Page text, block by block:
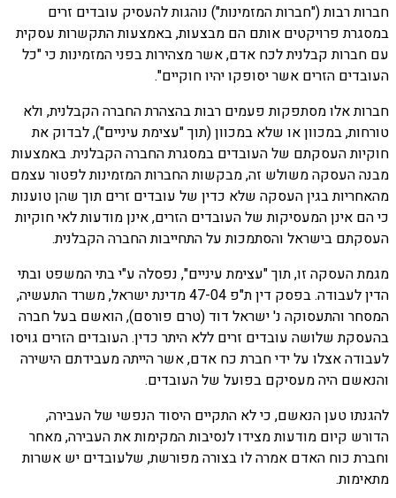
חברות רבות ("חברות המזמינות") נוהגות להעסיק עובדים זרים
במסגרת פרויקטים אותם הם מבצעות, באמצעות התקשרות עסקית
עם חברות קבלנית לכח אדם, אשר מצהירות בפני המזמינות כי "כל
העובדים הזרים אשר יסופקו יהיו חוקיים".
חברות אלו מסתפקות פעמים רבות בהצהרת החברה הקבלנית, ולא
טורחות, במכוון או שלא במכוון (תוך "עצימת עיניים"), לבדוק את
חוקיות העסקתם של העובדים במסגרת החברה הקבלנית. באמצעות
מבנה העסקה משולש זה, מבקשות החברות המזמינות לפטור עצמם
מהאחריות בגין העסקה שלא כדין של עובדים זרים תוך שהן טוענות
כי הם אינן המעסיקות של העובדים הזרים, אינן מודעות לאי חוקיות
העסקתם בישראל והסתמכות על התחייבות החברה הקבלנית.
מגמת העסקה זו, תוך "עצימת עיניים", נפסלה ע"י בתי המשפט ובתי
הדין לעבודה. בפסק דין ת"פ 47-04 מדינת ישראל, משרד התעשיה,
המסחר והתעסוקה נ' ישראל דוד (טרם פורסם), הואשם בעל חברה
בהעסקת שלושה עובדים זרים ללא היתר כדין. העובדים הזרים גויסו
לעבודה אצלו על ידי חברת כח אדם, אשר הייתה מעבידתם הישירה
והנאשם היה מעסיקם בפועל של העובדים.
להגנתו טען הנאשם, כי לא התקיים היסוד הנפשי של העבירה,
הדורש קיום מודעות מצידו לנסיבות המקימות את העבירה, מאחר
וחברת כוח האדם אמרה לו בצורה מפורשת, שלעובדים יש אשרות
מתאימות.